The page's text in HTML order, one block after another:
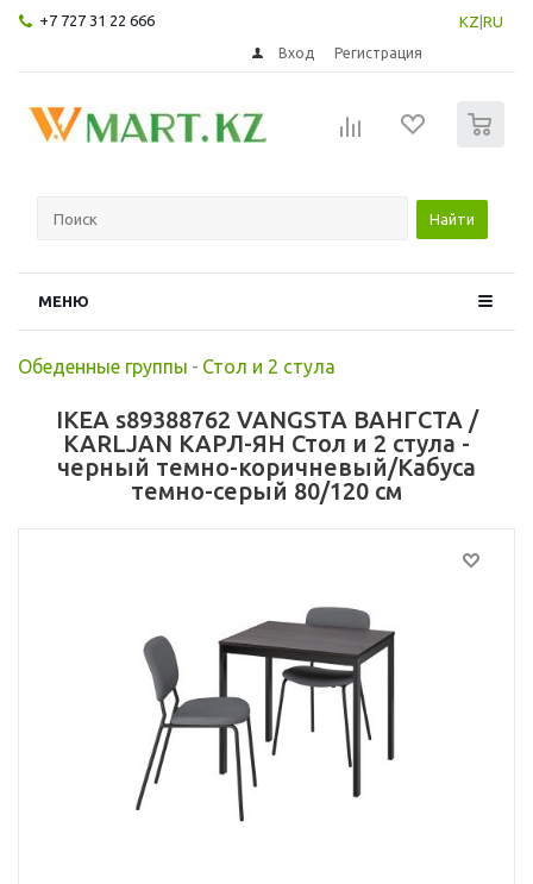
+7 727 31 22 666 KZ RU
Вход Регистрация
Найти
МЕНЮ
Обеденные группы - Стол и 2 стула
IKEA s89388762 VANGSTA ВАНГСТА /
KARLJAN КАРЛ-ЯН Стол и 2 стула -
черный темно-коричневый/Кабуса
темно-серый 80/120 см